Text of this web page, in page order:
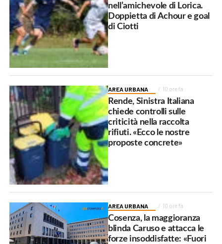
nell’amichevole di Lorica.
Doppietta di Achour e goal
di Ciotti
AREA URBANA 10 ore fa
Rende, Sinistra Italiana
chiede controlli sulle
criticità nella raccolta
rifiuti. «Ecco le nostre
proposte concrete»
AREA URBANA 10 ore fa
Cosenza, la maggioranza
blinda Caruso e attacca le
forze insoddisfatte: «Fuori